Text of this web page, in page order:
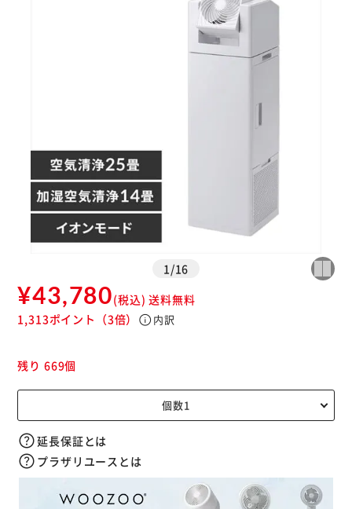
1 /16
¥43,780(税込) 送料無料
1,313ポイント （3倍） info内訳
残り 669個
延長保証とは
プラザリユースとは
※ご確認ください